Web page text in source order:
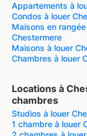
Appartements à
Condos à louer
Maisons en
Chestermere
Maisons à louer
Chambres à louer
Locations à
chambres
Studios à louer
1 chambre à louer